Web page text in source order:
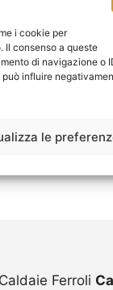
i cookie per
Il consenso a queste
di navigazione o
influire
le
Ferroli